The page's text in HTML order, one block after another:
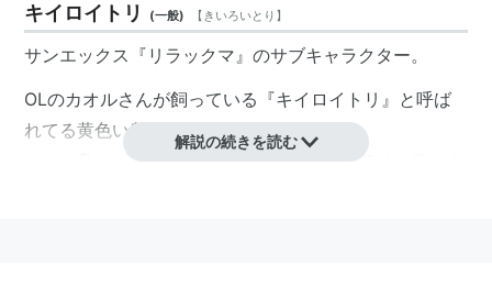
キイロイトリ (一般) 【きいろいとり 】
サンエックス『リラックマ』のサブキャラクター。
OLのカオルさんが飼っている『キイロイトリ』と呼ば
れてる黄色い鳥。
いつも鳥カゴに入っているが、度々出てきてはリラック
解説の続きを読む